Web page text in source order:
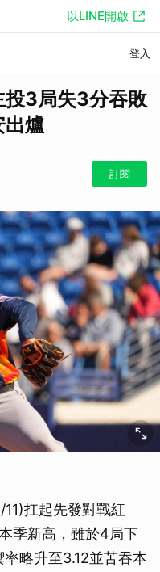
以LINE開啟
登入
投3局失3分吞敗
出爐
訂閱
扛起先發對戰紅
季新高，雖於4局下
略升至3.12並苦吞本